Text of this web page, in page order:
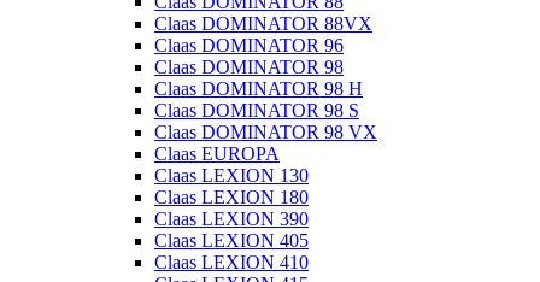
Claas DOMINATOR 88VX
Claas DOMINATOR 96
Claas DOMINATOR 98
Claas DOMINATOR 98 H
Claas DOMINATOR 98 S
Claas DOMINATOR 98 VX
Claas EUROPA
Claas LEXION 130
Claas LEXION 180
Claas LEXION 390
Claas LEXION 405
Claas LEXION 410